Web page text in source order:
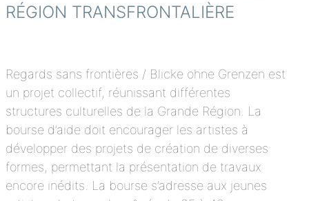
RÉGION TRANSFRONTALIÈRE
Regards sans frontières / Blicke ohne Grenzen est
un projet collectif, réunissant différentes
structures culturelles de la Grande Région. La
bourse d’aide doit encourager les artistes à
développer des projets de création de diverses
formes, permettant la présentation de travaux
encore inédits. La bourse s’adresse aux jeunes